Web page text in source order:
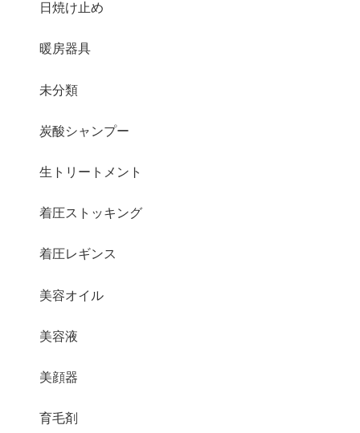
日焼け止め
暖房器具
未分類
炭酸シャンプー
生トリートメント
着圧ストッキング
着圧レギンス
美容オイル
美容液
美顔器
育毛剤